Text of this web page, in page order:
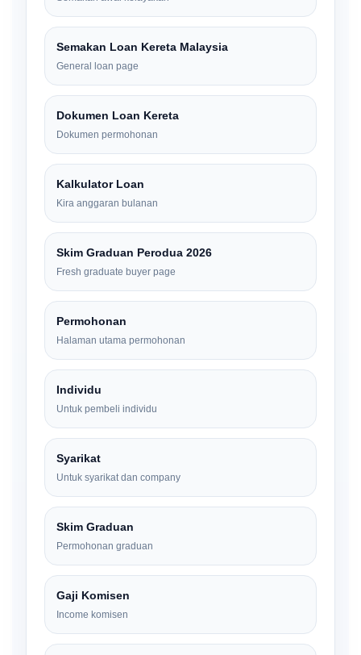
Semakan Loan Kereta Malaysia
General loan page
Dokumen Loan Kereta
Dokumen permohonan
Kalkulator Loan
Kira anggaran bulanan
Skim Graduan Perodua 2026
Fresh graduate buyer page
Permohonan
Halaman utama permohonan
Individu
Untuk pembeli individu
Syarikat
Untuk syarikat dan company
Skim Graduan
Permohonan graduan
Gaji Komisen
Income komisen